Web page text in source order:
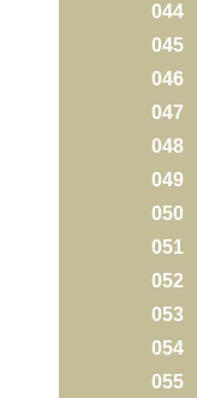
044
045
046
047
048
049
050
051
052
053
054
055